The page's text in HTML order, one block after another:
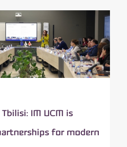
IM UCM is
for modern